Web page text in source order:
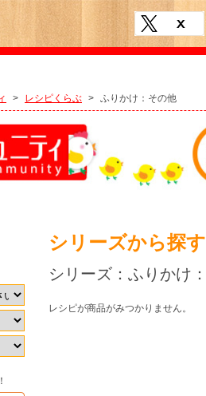
> レシピくらぶ > ふりかけ：その他
シリーズから探す
シリーズ：ふりかけ
レシピが商品がみつかりません。